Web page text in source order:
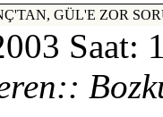
GÜL'E ZOR
Saat: